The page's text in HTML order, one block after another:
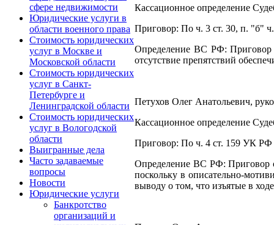
сфере недвижимости
Юридические услуги в
области военного права
Стоимость юридических
услуг в Москве и
Московской области
Стоимость юридических
услуг в Санкт-
Петербурге и
Ленинградской области
Стоимость юридических
услуг в Вологодской
области
Выигранные дела
Часто задаваемые
вопросы
Новости
Юридические услуги
Банкротство
организаций и
Кассационное определение
Приговор: По ч. 3 ст. 30, п. "б"
Определение ВС РФ: Приговор
отсутствие препятствий
Петухов Олег Анатольевич,
Кассационное определение
Приговор: По ч. 4 ст. 159 УК РФ
Определение ВС РФ: Приговор
поскольку в описательно-
выводу о том, что изъятые в